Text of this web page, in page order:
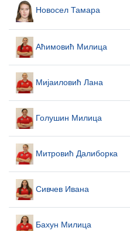
Новосел Тамара
Аћимовић Милица
Мијаиловић Лана
Голушин Милица
Митровић Далиборка
Сивчев Ивана
Бахун Милица